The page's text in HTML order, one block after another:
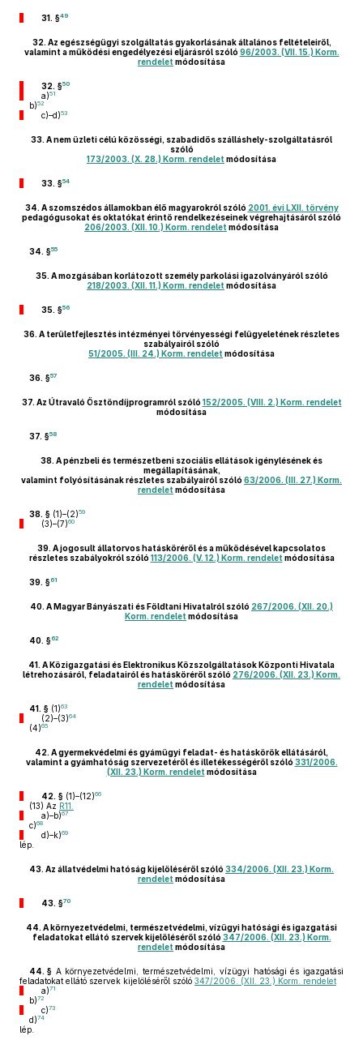
31. §49
32. Az egészségügyi szolgáltatás gyakorlásának általános feltételeiről,
valamint a működési engedélyezési eljárásról szóló 96/2003. (VII. 15.) Korm.
rendelet módosítása
32. §50
a)51
b)52
c)–d)53
33. A nem üzleti célú közösségi, szabadidős szálláshely-szolgáltatásról
szóló
173/2003. (X. 28.) Korm. rendelet módosítása
33. §54
34. A szomszédos államokban élő magyarokról szóló 2001. évi LXII. törvény
pedagógusokat és oktatókat érintő rendelkezéseinek végrehajtásáról szóló
206/2003. (XII. 10.) Korm. rendelet módosítása
34. §55
35. A mozgásában korlátozott személy parkolási igazolványáról szóló
218/2003. (XII. 11.) Korm. rendelet módosítása
35. §56
36. A területfejlesztés intézményei törvényességi felügyeletének részletes
szabályairól szóló
51/2005. (III. 24.) Korm. rendelet módosítása
36. §57
37. Az Útravaló Ösztöndíjprogramról szóló 152/2005. (VIII. 2.) Korm. rendelet
módosítása
37. §58
38. A pénzbeli és természetbeni szociális ellátások igénylésének és
megállapításának,
valamint folyósításának részletes szabályairól szóló 63/2006. (III. 27.) Korm.
rendelet módosítása
38. § (1)–(2)59
(3)–(7)60
39. A jogosult állatorvos hatásköréről és a működésével kapcsolatos
részletes szabályokról szóló 113/2006. (V. 12.) Korm. rendelet módosítása
39. §61
40. A Magyar Bányászati és Földtani Hivatalról szóló 267/2006. (XII. 20.)
Korm. rendelet módosítása
40. §62
41. A Közigazgatási és Elektronikus Közszolgáltatások Központi Hivatala
létrehozásáról, feladatairól és hatásköréről szóló 276/2006. (XII. 23.) Korm.
rendelet módosítása
41. § (1)63
(2)–(3)64
(4)65
42. A gyermekvédelmi és gyámügyi feladat- és hatáskörök ellátásáról,
valamint a gyámhatóság szervezetéről és illetékességéről szóló 331/2006.
(XII. 23.) Korm. rendelet módosítása
42. §(1)–(12)66
(13) Az R11.
a)–b)67
c)68
d)–k)69
lép.
43. Az állatvédelmi hatóság kijelöléséről szóló 334/2006. (XII. 23.) Korm.
rendelet módosítása
43. §70
44. A környezetvédelmi, természetvédelmi, vízügyi hatósági és igazgatási
feladatokat ellátó szervek kijelöléséről szóló 347/2006. (XII. 23.) Korm.
rendelet módosítása
44. § A környezetvédelmi, természetvédelmi, vízügyi hatósági és igazgatási
feladatokat ellátó szervek kijelöléséről szóló 347/2006. (XII. 23.) Korm. rendelet
a)71
b)72
c)73
d)74
lép.